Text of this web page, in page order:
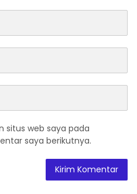
situs web saya pada
saya berikutnya.